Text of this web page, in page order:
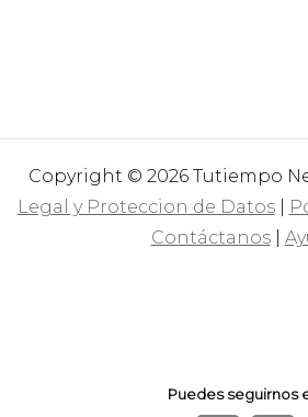
Copyright © 2026 Tutiempo
Legal y Proteccion de Datos|
Contáctanos|
Puedes seguirnos